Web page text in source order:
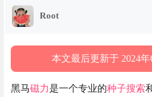
Root
本文最后更新于 2024年
黑马磁力是一个专业的种子搜索